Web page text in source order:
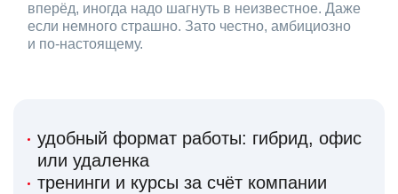
вперёд, иногда надо шагнуть в неизвестное. Даже
если немного страшно. Зато честно, амбициозно
и по‑настоящему.
удобный формат работы: гибрид, офис
или удаленка
тренинги и курсы за счёт компании